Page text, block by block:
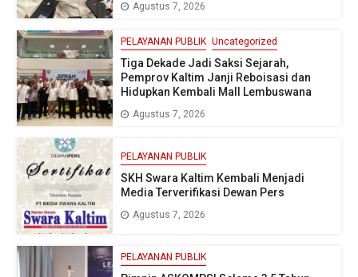
Agustus 7, 2026
PELAYANAN PUBLIK Uncategorized
Tiga Dekade Jadi Saksi Sejarah,
Pemprov Kaltim Janji Reboisasi dan
Hidupkan Kembali Mall Lembuswana
Agustus 7, 2026
PELAYANAN PUBLIK
SKH Swara Kaltim Kembali Menjadi
Media Terverifikasi Dewan Pers
Agustus 7, 2026
PELAYANAN PUBLIK